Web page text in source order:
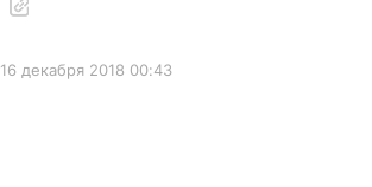
16 декабря 2018 00:43